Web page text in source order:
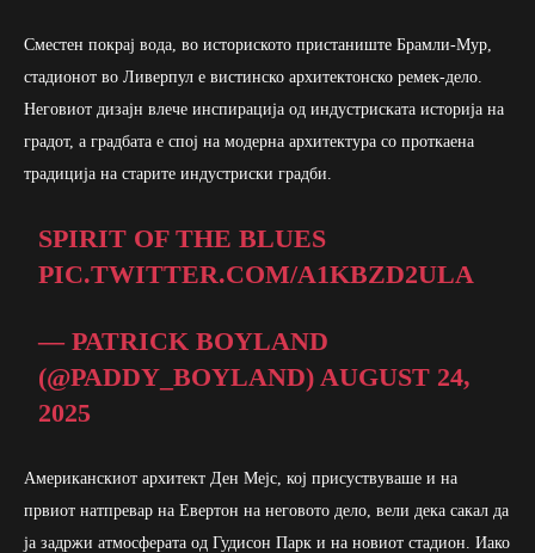
Сместен покрај вода, во историското пристаниште Брамли-Мур,
стадионот во Ливерпул е вистинско архитектонско ремек-дело.
Неговиот дизајн влече инспирација од индустриската историја на
градот, а градбата е спој на модерна архитектура со проткаена
традиција на старите индустриски градби.
SPIRIT OF THE BLUES
PIC.TWITTER.COM/A1KBZD2ULA
— PATRICK BOYLAND
(@PADDY_BOYLAND) AUGUST 24,
2025
Американскиот архитект Ден Мејс, кој присуствуваше и на
првиот натпревар на Евертон на неговото дело, вели дека сакал да
ја задржи атмосферата од Гудисон Парк и на новиот стадион. Иако